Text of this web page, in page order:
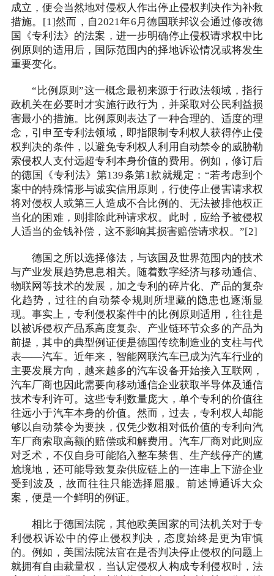
成立，便会当然地对侵权人作出停止侵权判决作为补救
措施。[1]然而，自2021年6月德国联邦议会通过修改德
国《专利法》的法案，进一步明确停止侵权请求权中比
例原则的适用后，国际范围内的择地诉讼情况或将发生
重要变化。
“比例原则”这一概念最初来源于行政法领域，指行
政机关在必要时才实施行政行为，并采取对公民利益损
害最小的措施。比例原则表达了一种合理的、适度的理
念，引申至专利法领域，即指限制专利权人获得停止侵
权判决的条件，以避免专利权人利用自动禁令的威胁勒
索侵权人支付远超专利本身价值的费用。例如，修订后
的德国《专利法》第139条第1款就规定：“若考虑到个
案中的特殊情形与诚实信用原则，行使停止侵害请求权
将对侵权人或第三人造成不合比例的、无法被排他权正
当化的困难，则排除此种请求权。此时，应给予被侵权
人适当的金钱补偿，这不影响其损害赔偿请求权。”[2]
德国之所以选择修法，与该国及世界范围内的技术
与产业发展趋势息息相关。随着数字经济与移动通信、
物联网等技术的发展，加之专利的碎片化、产品的复杂
化趋势，过往的自动禁令规则所埋藏的隐患也逐渐显
现。事实上，专利侵权案件中的比例原则适用，往往是
以被诉侵权产品系高度复杂、产业链环节众多的产品为
前提，其中的典型例证便是德国传统制造业的支柱与代
表——汽车。近年来，智能网联汽车已成为汽车行业的
主要发展方向，越来越多的汽车设备开始接入互联网，
汽车厂商也因此需要向移动通信企业获取半导体及通信
技术专利许可。这些专利数量庞大，单个专利的价值往
往远小于汽车本身的价值。然而，过去，专利权人却能
够以自动禁令为要挟，仅凭少数相对低价值的专利向汽
车厂商索取高额的赔偿或和解费用。汽车厂商对此则应
对乏术，不仅自身可能陷入整车禁售、生产线停产的尴
尬境地，还可能导致复杂供应链上的一连串上下游企业
受到波及，故而往往只能选择屈服。前述博通诉大众
案，便是一个鲜明的例证。
相比于德国法院，其他欧美国家的司法机关对于专
利侵权诉讼中的停止侵权判决，态度始终是更为审慎
的。例如，美国法院法官在是否判决停止侵权的问题上
就拥有自由裁量权，当认定侵权人构成专利侵权时，法